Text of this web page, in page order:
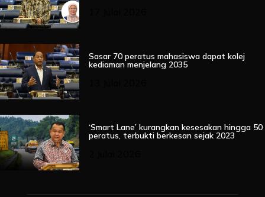
Sasar 70 peratus mahasiswa dapat kolej
kediaman menjelang 2035
‘Smart Lane’ kurangkan kesesakan hingga 50
peratus, terbukti berkesan sejak 2023